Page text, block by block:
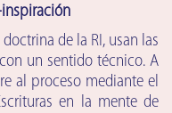
de la RI, usan las
con un sentido técnico. A
al proceso mediante el
en la mente de